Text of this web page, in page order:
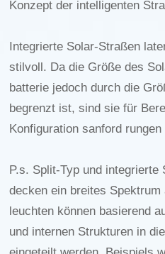
Konzept der intelligenten
Integrierte Solar-Straßen
stilvoll. Da die Größe des
batterie jedoch durch die
begrenzt ist, sind sie für
Konfiguration sanford
P.s. Split-Typ und
decken ein breites
leuchten können basierend
und internen Strukturen in